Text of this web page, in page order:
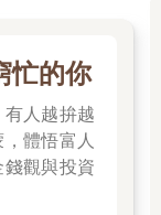
忙的你
人越拚越
體悟富人
觀與投資